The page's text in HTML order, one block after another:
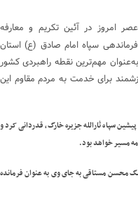
در آئین تکریم و معارفه
سپاه امام صادق (ع) استان
مهم‌ترین نقطه راهبردی کشور
برای خدمت به مردم مقاوم این
ثارالله جزیره خارگ، قدردانی کرد و
مسیر خواهد بود.
مستاقی به جای وی به عنوان فرمانده